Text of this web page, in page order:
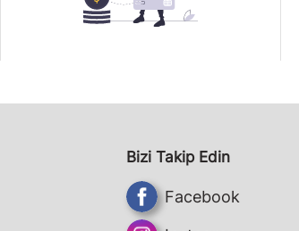
Bizi Takip Edin
Facebook